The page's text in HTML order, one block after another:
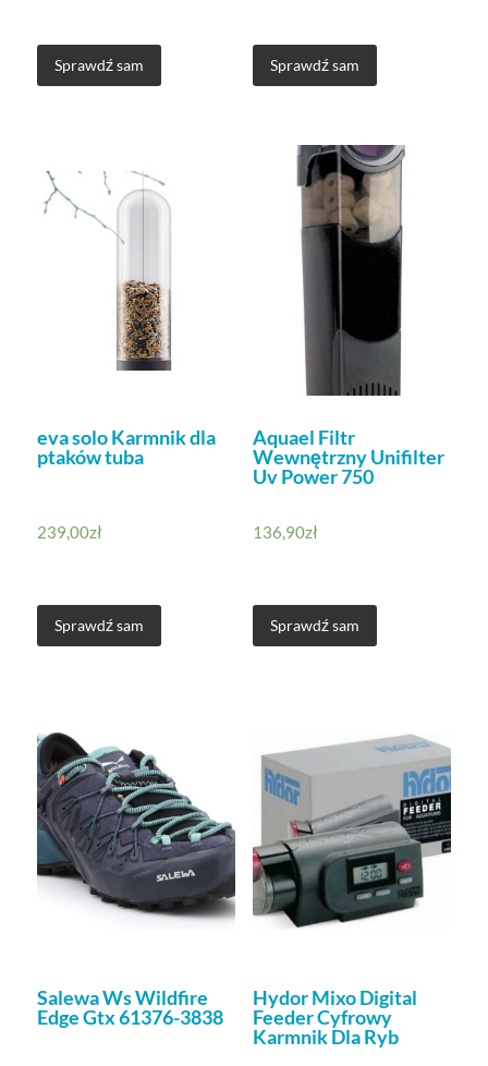
Sprawdź sam Sprawdź sam
eva solo Karmnik dla
ptaków tuba
239,00zł
Sprawdź sam
Aquael Filtr
Wewnętrzny Unifilter
Uv Power 750
136,90zł
Sprawdź sam
Salewa Ws Wildfire
Edge Gtx 61376-3838
Hydor Mixo Digital
Feeder Cyfrowy
Karmnik Dla Ryb